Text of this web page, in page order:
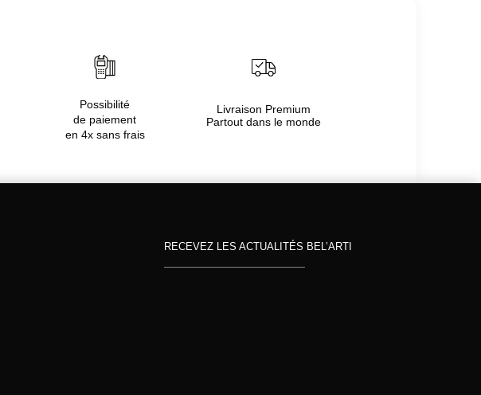
Possibilité
de paiement
en 4x sans frais
Livraison Premium
Partout dans le monde
RECEVEZ LES ACTUALITÉS BEL’ARTI